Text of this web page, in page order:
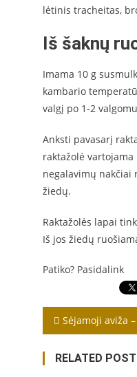
lėtinis tracheitas,
Iš šaknų
Imama 10 g
kambario
valgį po 1-2
Anksti pavasarį
raktažolė
negalavimų nakčiai
žiedų.
Raktažolės lapai
Iš jos žiedų
Patiko? Pasidalink
tarp
Sėjamoji aviža – vienametis, kultūrinis,
RELATED